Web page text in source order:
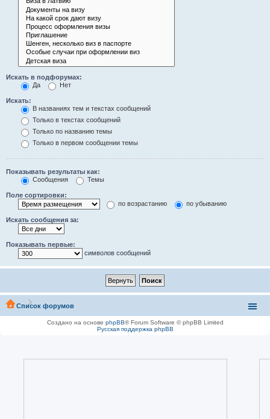
Искать в подфорумах:
Да
Нет
Искать:
В названиях тем и текстах сообщений
Только в текстах сообщений
Только по названию темы
Только в первом сообщении темы
Показывать результаты как:
Сообщения
Темы
Поле сортировки:
по возрастанию
по убыванию
Искать сообщения за:
Показывать первые:
символов сообщений
Список форумов
Создано на основе phpBB® Forum Software © phpBB Limited
Русская поддержка phpBB